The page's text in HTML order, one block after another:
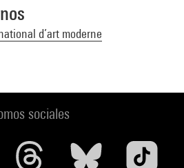
d’art moderne
sociales